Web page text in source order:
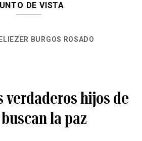
DE VISTA
ELIEZER BURGOS ROSADO
verdaderos hijos de
la paz